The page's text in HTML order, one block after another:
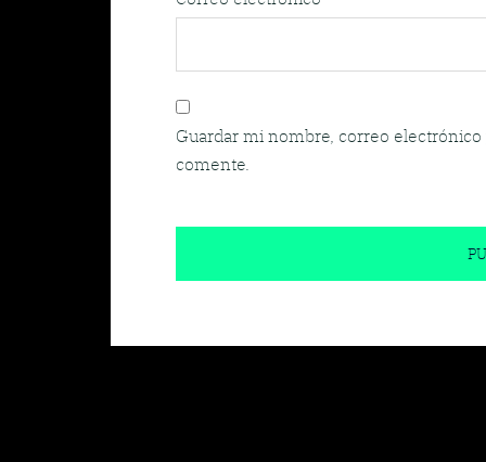
Guardar mi nombre, correo
comente.